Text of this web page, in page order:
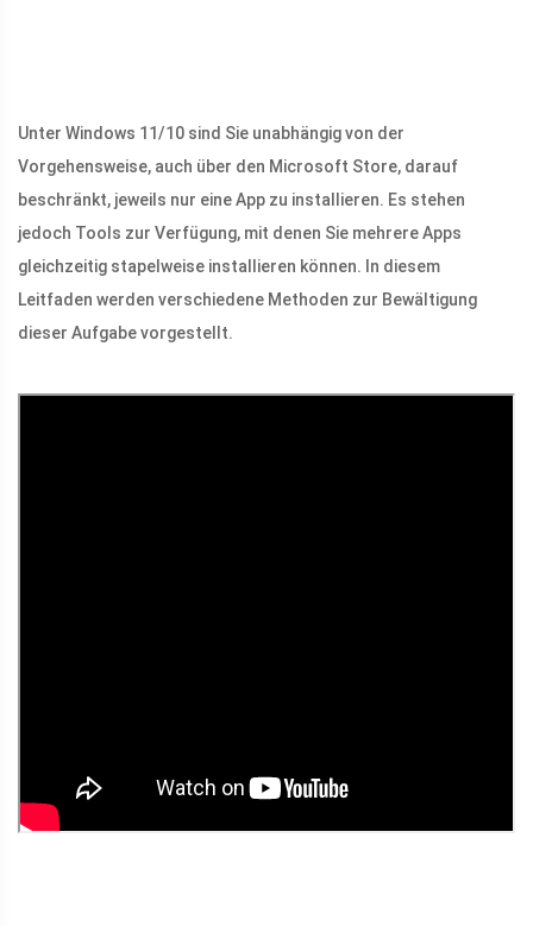
Unter Windows 11/10 sind Sie unabhängig von der
Vorgehensweise, auch über den Microsoft Store, darauf
beschränkt, jeweils nur eine App zu installieren. Es stehen
jedoch Tools zur Verfügung, mit denen Sie mehrere Apps
gleichzeitig stapelweise installieren können. In diesem
Leitfaden werden verschiedene Methoden zur Bewältigung
dieser Aufgabe vorgestellt.